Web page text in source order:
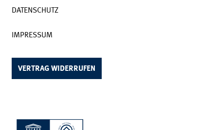
DATENSCHUTZ
IMPRESSUM
VERTRAG WIDERRUFEN